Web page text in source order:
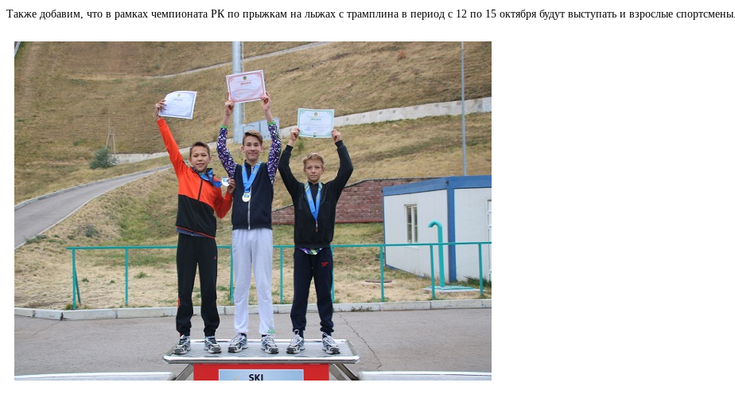
Также добавим, что в рамках чемпионата РК по прыжкам на лыжах с трамплина в период с 12 по 15 октября будут выступать и взрослые спортсмены.